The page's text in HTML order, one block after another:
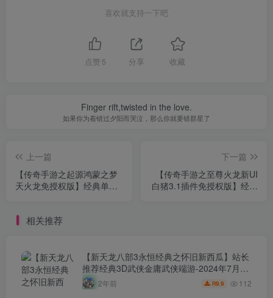
喜欢就支持一下吧
点赞 5 分享 收藏
Finger rift,twisted in the love.
如果你为着错过夕阳而哭泣，那么你就要错群星了
上一篇
【传奇手游之起源鸿蒙之梦
天火龙免授权版】经典单职
Win服务端源码视频架设教
安卓苹果IOS双端版本！
下一篇
【传奇手游之至尊火龙新UI
白猪3.1插件免授权版】经典
台-安卓苹果IOS双端版本！
相关推荐
【新天龙八部3永恒经典之怀旧新西瓜】站长
推荐经典3D武侠金庸武侠端游-2024年7月24
日最新打包Linux服务端源码视频架设教程-完
整PC客户端-配套GM工具！
2年前 R9.9 112